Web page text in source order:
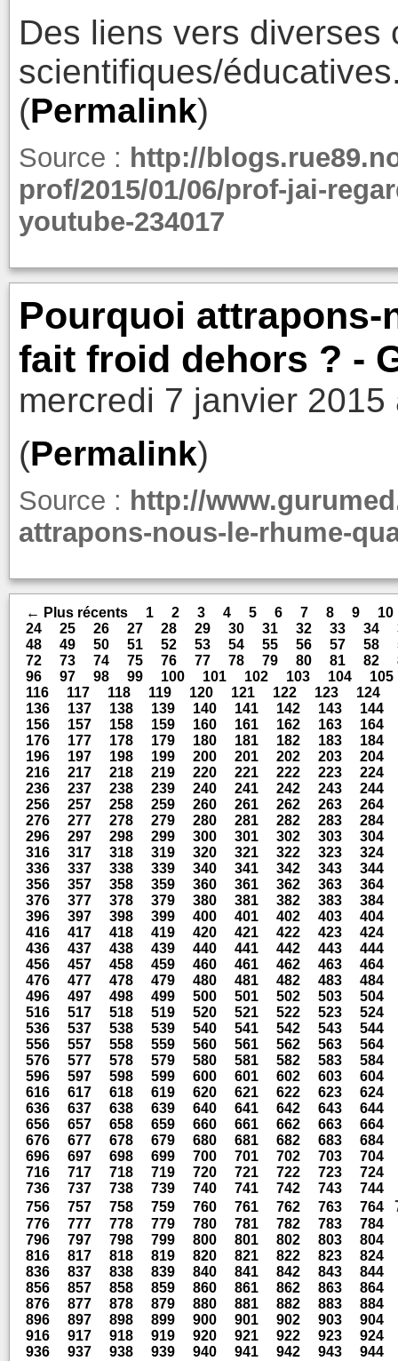
Des liens vers diverses
scientifiques/
(Permalink)
Source : http://
prof/2015/01/06/prof-jai-
youtube-234017
Pourquoi
fait froid dehors ? -
mercredi 7 janvier 2015
(Permalink)
Source : http://
attrapons-nous-le-rhume-
← Plus récents 1 2 3 4 5 6 7 8 9
10
24
25 26 27 28 29 30 31 32 33 34
48
49 50 51 52 53 54 55 56 57 58
72
73 74 75 76 77 78 79 80 81 82
96
97 98 99 100 101 102 103 104
105
116
117 118 119 120 121 122 123 124
136
137 138 139 140 141 142 143
144
156
157 158 159 160 161 162 163
164
176
177 178 179 180 181 182 183
184
196
197 198 199 200 201 202 203
204
216
217 218 219 220 221 222 223
224
236
237 238 239 240 241 242 243
244
256
257 258 259 260 261 262 263
264
276
277 278 279 280 281 282 283
284
296
297 298 299 300 301 302 303
304
316
317 318 319 320 321 322 323
324
336
337 338 339 340 341 342 343
344
356
357 358 359 360 361 362 363
364
376
377 378 379 380 381 382 383
384
396
397 398 399 400 401 402 403
404
416
417 418 419 420 421 422 423
424
436
437 438 439 440 441 442 443
444
456
457 458 459 460 461 462 463
464
476
477 478 479 480 481 482 483
484
496
497 498 499 500 501 502 503
504
516
517 518 519 520 521 522 523
524
536
537 538 539 540 541 542 543
544
556
557 558 559 560 561 562 563
564
576
577 578 579 580 581 582 583
584
596
597 598 599 600 601 602 603
604
616
617 618 619 620 621 622 623
624
636
637 638 639 640 641 642 643
644
656
657 658 659 660 661 662 663
664
676
677 678 679 680 681 682 683
684
696
697 698 699 700 701 702 703
704
716
717 718 719 720 721 722 723
724
736
737 738 739 740 741 742 743
744
756
757 758 759 760 761 762 763 764
776 777 778 779 780 781 782 783
784
796
797 798 799 800 801 802 803
804
816
817 818 819 820 821 822 823
824
836
837 838 839 840 841 842 843
844
856
857 858 859 860 861 862 863
864
876
877 878 879 880 881 882 883
884
896
897 898 899 900 901 902 903
904
916
917 918 919 920 921 922 923
924
936
937 938 939 940 941 942 943
944